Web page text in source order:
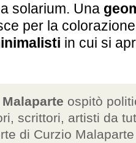
solarium. Una
per la
in cui si
ospitò
scrittori, artisti da
di Curzio